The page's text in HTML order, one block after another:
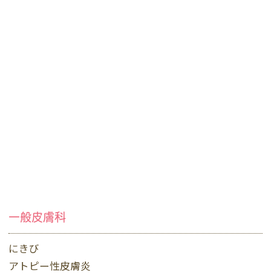
一般皮膚科
にきび
アトピー性皮膚炎